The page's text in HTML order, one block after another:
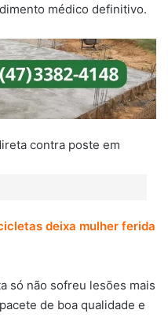
médico definitivo.
deixa mulher ferida
só não sofreu lesões mais
de boa qualidade e